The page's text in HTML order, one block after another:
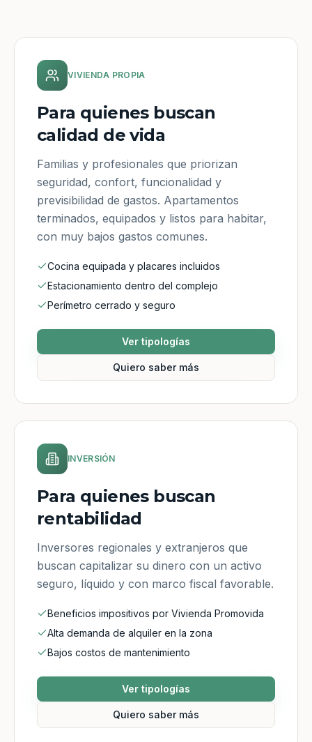
VIVIENDA PROPIA
Para quienes buscan
calidad de vida
Familias y profesionales que priorizan
seguridad, confort, funcionalidad y
previsibilidad de gastos. Apartamentos
terminados, equipados y listos para habitar,
con muy bajos gastos comunes.
Cocina equipada y placares incluidos
Estacionamiento dentro del complejo
Perímetro cerrado y seguro
Ver tipologías
Quiero saber más
INVERSIÓN
Para quienes buscan
rentabilidad
Inversores regionales y extranjeros que
buscan capitalizar su dinero con un activo
seguro, líquido y con marco fiscal favorable.
Beneficios impositivos por Vivienda Promovida
Alta demanda de alquiler en la zona
Bajos costos de mantenimiento
Ver tipologías
Quiero saber más